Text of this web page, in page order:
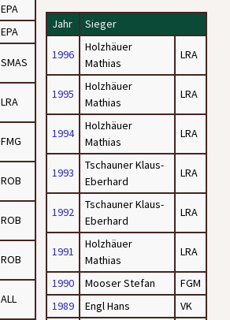
EPA
EPA
SMAS
LRA
FMG
ROB
ROB
ROB
ALL
Jahr Sieger
1996
Holzhäuer
Mathias
LRA
1995
Holzhäuer
Mathias
LRA
1994
Holzhäuer
Mathias
LRA
1993
Tschauner Klaus-
Eberhard
LRA
1992
Tschauner Klaus-
Eberhard
LRA
1991
Holzhäuer
Mathias
LRA
1990 Mooser Stefan
FGM
1989
Engl Hans
VK